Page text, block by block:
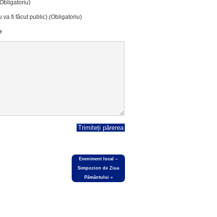
va fi făcut public) (Obligatoriu)
Eveniment local –
Simpozion de Ziua
Pământului »